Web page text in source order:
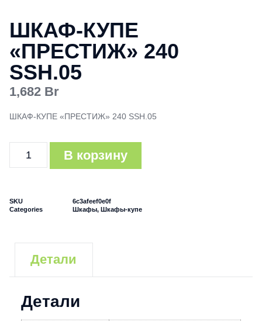
ШКАФ-КУПЕ
«ПРЕСТИЖ» 240
SSH.05
1,682 Br
ШКАФ-КУПЕ «ПРЕСТИЖ» 240 SSH.05
В корзину
SKU
6c3afeef0e0f
Categories
Шкафы, Шкафы-купе
Детали
Детали